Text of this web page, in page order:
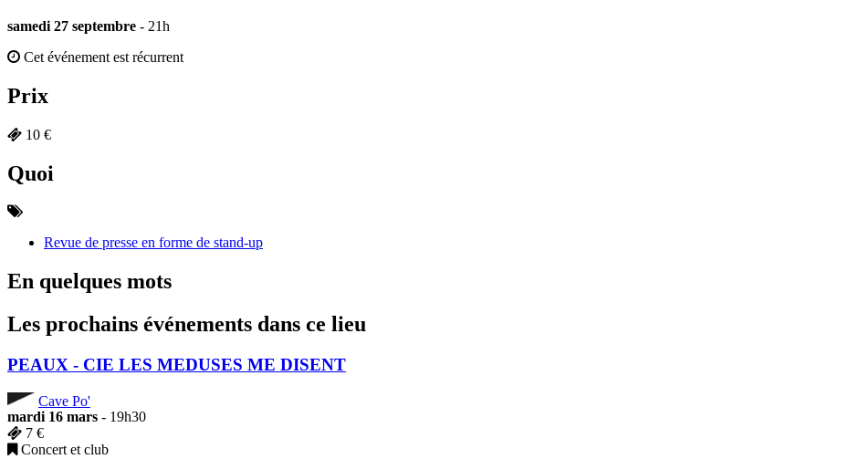
samedi 27 septembre - 21h
Cet événement est récurrent
Prix
10 €
Quoi
Revue de presse en forme de stand-up
En quelques mots
Les prochains événements dans ce lieu
PEAUX - CIE LES MEDUSES ME DISENT
Cave Po'
mardi 16 mars - 19h30
7 €
Concert et club